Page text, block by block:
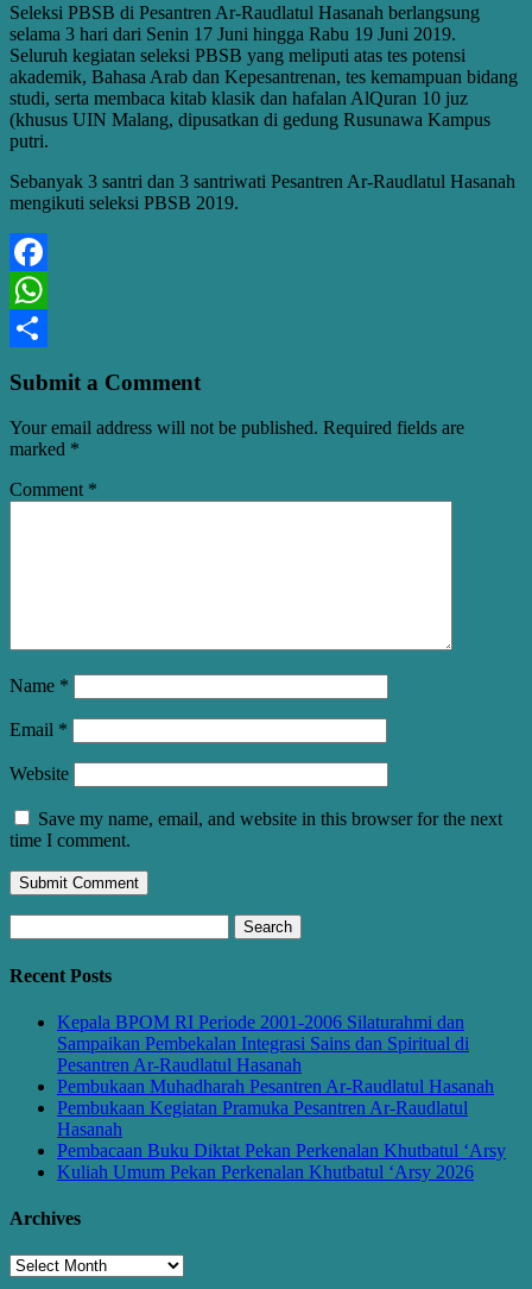
Seleksi PBSB di Pesantren Ar-Raudlatul Hasanah berlangsung
selama 3 hari dari Senin 17 Juni hingga Rabu 19 Juni 2019.
Seluruh kegiatan seleksi PBSB yang meliputi atas tes potensi
akademik, Bahasa Arab dan Kepesantrenan, tes kemampuan bidang
studi, serta membaca kitab klasik dan hafalan AlQuran 10 juz
(khusus UIN Malang, dipusatkan di gedung Rusunawa Kampus
putri.
Sebanyak 3 santri dan 3 santriwati Pesantren Ar-Raudlatul Hasanah
mengikuti seleksi PBSB 2019.
Facebook
WhatsApp
Submit a Comment
Your email address will not be published. Required fields are
marked *
Comment *
Name *
Email *
Website
Save my name, email, and website in this browser for the next
time I comment.
for:
Recent Posts
Kepala BPOM RI Periode 2001-2006 Silaturahmi dan
Sampaikan Pembekalan Integrasi Sains dan Spiritual di
Pesantren Ar-Raudlatul Hasanah
Pembukaan Muhadharah Pesantren Ar-Raudlatul Hasanah
Pembukaan Kegiatan Pramuka Pesantren Ar-Raudlatul
Hasanah
Pembacaan Buku Diktat Pekan Perkenalan Khutbatul ‘Arsy
Kuliah Umum Pekan Perkenalan Khutbatul ‘Arsy 2026
Archives
Archives